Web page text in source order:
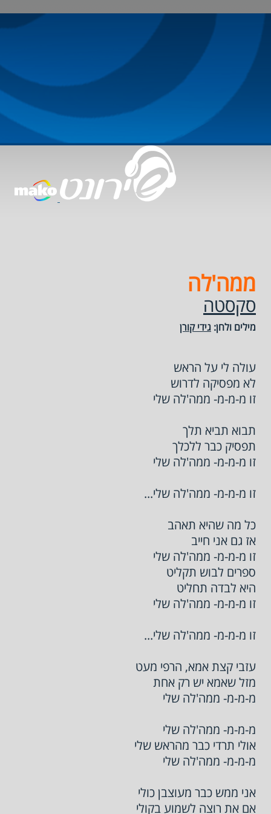
ממה'לה
סקסטה
מילים ולחן: גידי קורן
עולה לי על הראש
לא מפסיקה לדרוש
זו מ-מ-מ- ממה'לה שלי
תבוא תביא תלך
תפסיק כבר ללכלך
זו מ-מ-מ- ממה'לה שלי
זו מ-מ-מ- ממה'לה שלי...
כל מה שהיא תאהב
אז גם אני חייב
זו מ-מ-מ- ממה'לה שלי
ספרים לבוש תקליט
היא לבדה תחליט
זו מ-מ-מ- ממה'לה שלי
זו מ-מ-מ- ממה'לה שלי...
עזבי קצת אמא, הרפי מעט
מזל שאמא יש רק אחת
מ-מ-מ- ממה'לה שלי
מ-מ-מ- ממה'לה שלי
אולי תרדי כבר מהראש שלי
מ-מ-מ- ממה'לה שלי
אני ממש כבר מעוצבן כולי
אם את רוצה לשמוע בקולי